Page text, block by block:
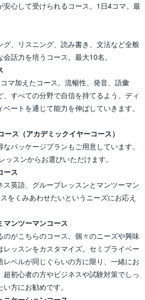
安心して受けられるコース。1日4コマ。最
グ、リスニング、読み書き、文法など全般
話力を培うコース。最大10名。
マ加えたコース。流暢性、発音、語彙
、すべての分野で自信を持てるよう、ディ
ートを通じて能力を伸ばしていきます。
ス（アカデミックイヤーコース）
パッケージプランもご用意しています。
ッスンからお選びいただけます。
ース
ス英語、グループレッスンとマンツーマン
をくみあわせたいというニーズにお応え
マンツーマンコース
のがこちらのコース。個々のニーズや興味
レッスンをカスタマイズ。セミプライベー
レベルが同じぐらいの方に限り、一緒にお
超初心者の方やビジネスや試験対策でしっ
方にお勧めです。